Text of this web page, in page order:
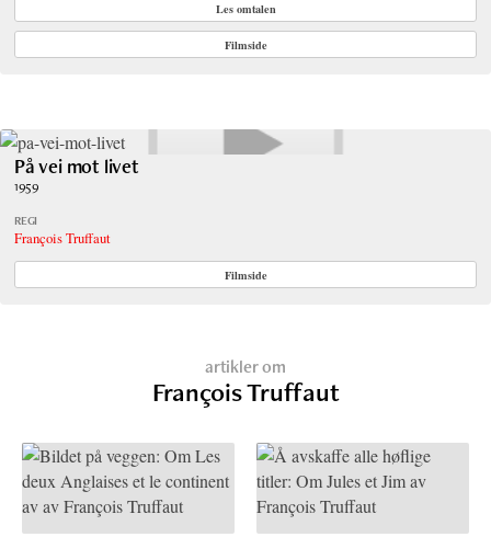
Les omtalen
Filmside
På vei mot livet
1959
REGI
François Truffaut
Filmside
artikler om
François Truffaut